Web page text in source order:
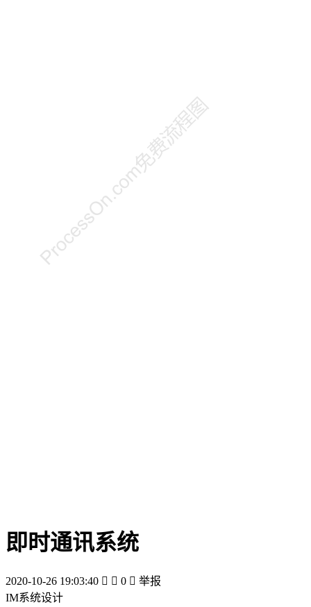
即时通讯系统
2020-10-26 19:03:40   0  举报
IM系统设计